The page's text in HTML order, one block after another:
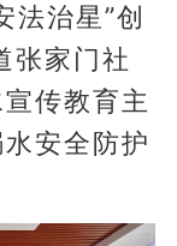
法治星”创
张家门社
传教育主
安全防护